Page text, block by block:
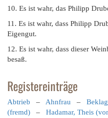
10. Es ist wahr, das Philipp
11. Es ist wahr, dass Philipp
Eigengut.
12. Es ist wahr, dass dieser
besaß.
Registereinträge
Abtrieb – Ahnfrau –
(fremd) – Hadamar, Theis